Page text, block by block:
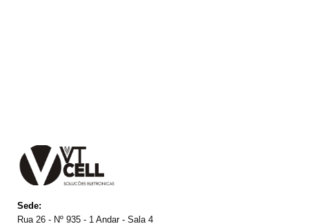
Sede:
Rua 26 - Nº 935 - 1 Andar - Sala 4